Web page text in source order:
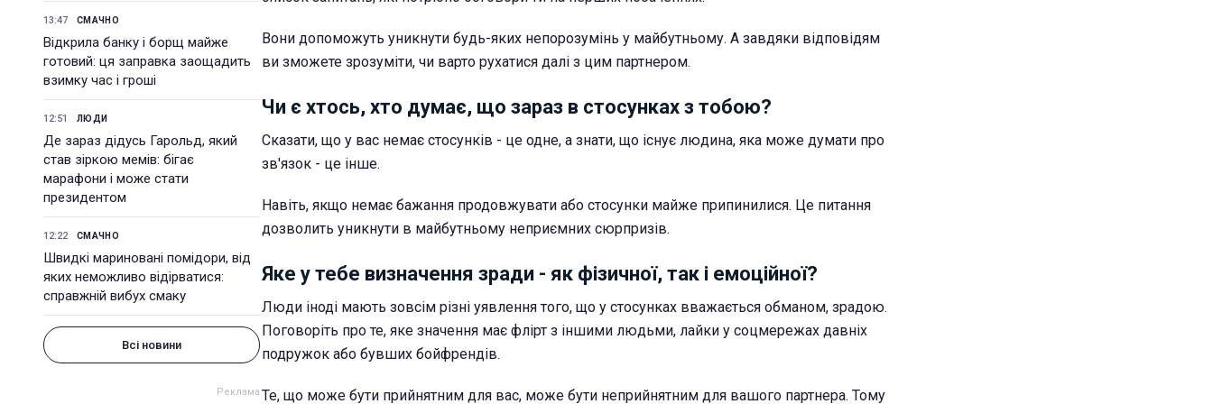
13:47 СМАЧНО
Відкрила банку і борщ майже
готовий: ця заправка заощадить
взимку час і гроші
12:51 ЛЮДИ
Де зараз дідусь Гарольд, який
став зіркою мемів: бігає
марафони і може стати
президентом
12:22 СМАЧНО
Швидкі мариновані помідори, від
яких неможливо відірватися:
справжній вибух смаку
Всі новини
Вони допоможуть уникнути будь-яких непорозумінь у майбутньому. А завдяки відповідям
ви зможете зрозуміти, чи варто рухатися далі з цим партнером.
Чи є хтось, хто думає, що зараз в стосунках з тобою?
Сказати, що у вас немає стосунків - це одне, а знати, що існує людина, яка може думати про
зв'язок - це інше.
Навіть, якщо немає бажання продовжувати або стосунки майже припинилися. Це питання
дозволить уникнути в майбутньому неприємних сюрпризів.
Яке у тебе визначення зради - як фізичної, так і емоційної?
Люди іноді мають зовсім різні уявлення того, що у стосунках вважається обманом, зрадою.
Поговоріть про те, яке значення має флірт з іншими людьми, лайки у соцмережах давніх
подружок або бувших бойфрендів.
Те, що може бути прийнятним для вас, може бути неприйнятним для вашого партнера. Тому